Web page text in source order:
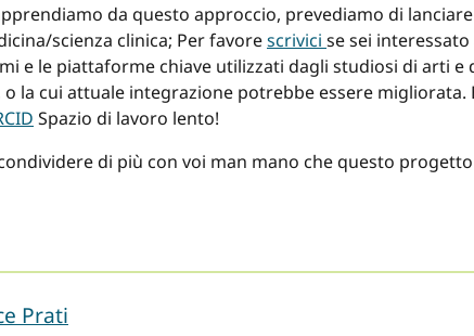
da questo approccio, prevediamo di
scienza clinica; Per favorescrivici se sei
e le piattaforme chiave utilizzati dagli studiosi di arti
o la cui attuale integrazione potrebbe essere
Spazio di lavoro lento!
di più con voi man mano che questo
Prati